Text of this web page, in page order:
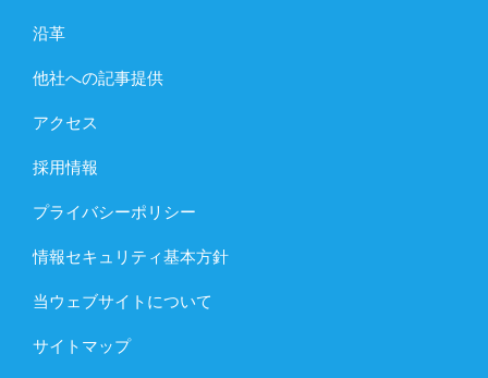
沿革
他社への記事提供
アクセス
採用情報
プライバシーポリシー
情報セキュリティ基本方針
当ウェブサイトについて
サイトマップ